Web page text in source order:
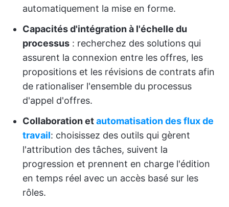
automatiquement la mise en forme.
Capacités d'intégration à l'échelle du
processus : recherchez des solutions qui
assurent la connexion entre les offres, les
propositions et les révisions de contrats afin
de rationaliser l'ensemble du processus
d'appel d'offres.
Collaboration etautomatisation des flux de
travail: choisissez des outils qui gèrent
l'attribution des tâches, suivent la
progression et prennent en charge l'édition
en temps réel avec un accès basé sur les
rôles.